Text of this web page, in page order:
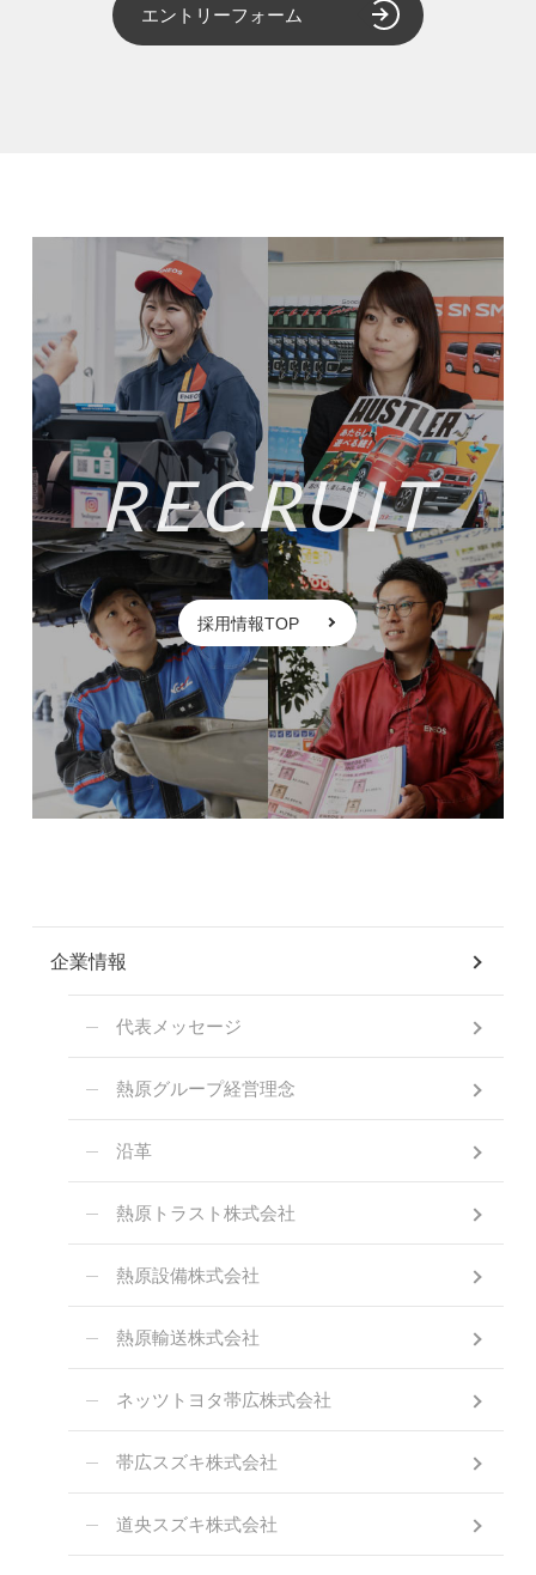
エントリーフォーム
RECRUIT
採用情報TOP
企業情報
代表メッセージ
熱原グループ経営理念
沿革
熱原トラスト株式会社
熱原設備株式会社
熱原輸送株式会社
ネッツトヨタ帯広株式会社
帯広スズキ株式会社
道央スズキ株式会社